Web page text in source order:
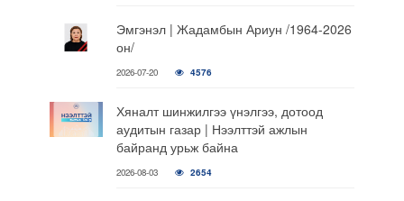
Эмгэнэл | Жадамбын Ариун /1964-2026
он/
2026-07-20 4576
Хяналт шинжилгээ үнэлгээ, дотоод
аудитын газар | Нээлттэй ажлын
байранд урьж байна
2026-08-03 2654